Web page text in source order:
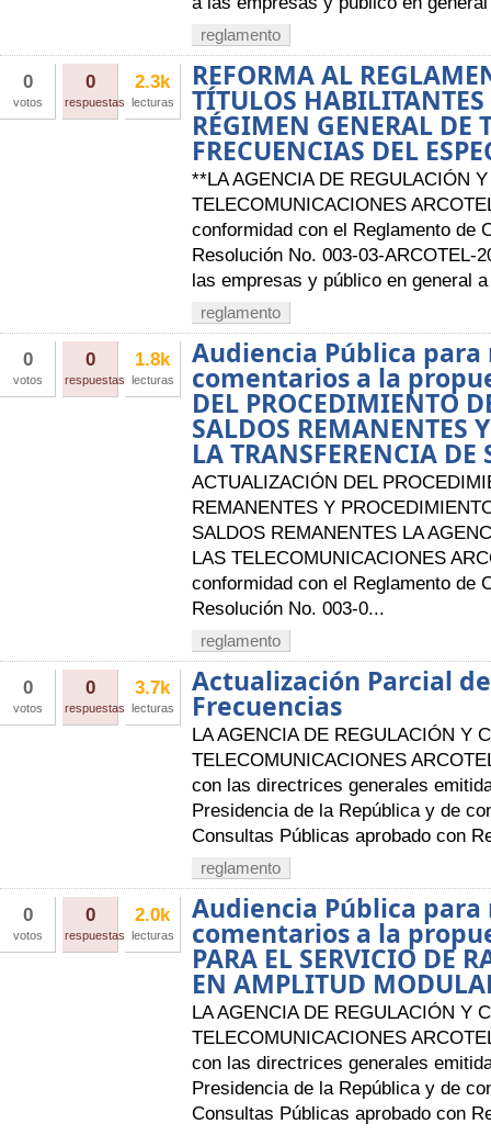
reglamento
0
votos
0
respuestas
2.3k
lecturas
REFORMA AL
TÍTULOS
RÉGIMEN GENERAL DE
FRECUENCIAS DEL
**LA AGENCIA DE REGULACIÓN
TELECOMUNICACIONES
conformidad con el Reglamento de
Resolución No. 003-03-ARCOTEL-
las empresas y público en general
reglamento
0
votos
0
respuestas
1.8k
lecturas
Audiencia Pública
comentarios a la
DEL PROCEDIMIENTO
SALDOS REMANENTES
LA TRANSFERENCIA
ACTUALIZACIÓN DEL
REMANENTES Y
SALDOS REMANENTES LA
LAS TELECOMUNICACIONES
conformidad con el Reglamento de
Resolución No. 003-0...
reglamento
0
votos
0
respuestas
3.7k
lecturas
Actualización Parcial
Frecuencias
LA AGENCIA DE REGULACIÓN Y
TELECOMUNICACIONES
con las directrices generales
Presidencia de la República y de
Consultas Públicas aprobado con
reglamento
0
votos
0
respuestas
2.0k
lecturas
Audiencia Pública
comentarios a la
PARA EL SERVICIO DE
EN AMPLITUD
LA AGENCIA DE REGULACIÓN Y
TELECOMUNICACIONES
con las directrices generales
Presidencia de la República y de
Consultas Públicas aprobado con